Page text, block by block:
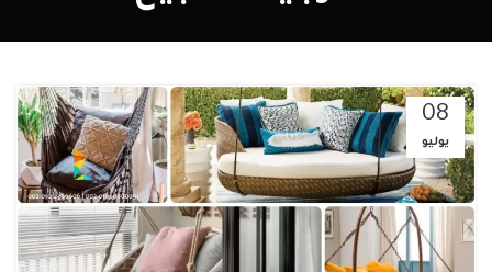
08
يوليو